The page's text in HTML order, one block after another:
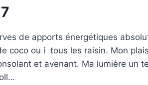
de apports énergétiques
coco ou í tous les raisin. Mon
et avenant. Ma lumière un